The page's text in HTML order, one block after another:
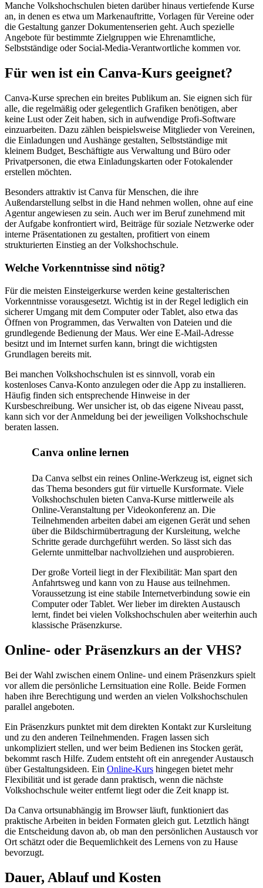
Manche Volkshochschulen bieten darüber hinaus vertiefende Kurse
an, in denen es etwa um Markenauftritte, Vorlagen für Vereine oder
die Gestaltung ganzer Dokumentenserien geht. Auch spezielle
Angebote für bestimmte Zielgruppen wie Ehrenamtliche,
Selbstständige oder Social-Media-Verantwortliche kommen vor.
Für wen ist ein Canva-Kurs geeignet?
Canva-Kurse sprechen ein breites Publikum an. Sie eignen sich für
alle, die regelmäßig oder gelegentlich Grafiken benötigen, aber
keine Lust oder Zeit haben, sich in aufwendige Profi-Software
einzuarbeiten. Dazu zählen beispielsweise Mitglieder von Vereinen,
die Einladungen und Aushänge gestalten, Selbstständige mit
kleinem Budget, Beschäftigte aus Verwaltung und Büro oder
Privatpersonen, die etwa Einladungskarten oder Fotokalender
erstellen möchten.
Besonders attraktiv ist Canva für Menschen, die ihre
Außendarstellung selbst in die Hand nehmen wollen, ohne auf eine
Agentur angewiesen zu sein. Auch wer im Beruf zunehmend mit
der Aufgabe konfrontiert wird, Beiträge für soziale Netzwerke oder
interne Präsentationen zu gestalten, profitiert von einem
strukturierten Einstieg an der Volkshochschule.
Welche Vorkenntnisse sind nötig?
Für die meisten Einsteigerkurse werden keine gestalterischen
Vorkenntnisse vorausgesetzt. Wichtig ist in der Regel lediglich ein
sicherer Umgang mit dem Computer oder Tablet, also etwa das
Öffnen von Programmen, das Verwalten von Dateien und die
grundlegende Bedienung der Maus. Wer eine E-Mail-Adresse
besitzt und im Internet surfen kann, bringt die wichtigsten
Grundlagen bereits mit.
Bei manchen Volkshochschulen ist es sinnvoll, vorab ein
kostenloses Canva-Konto anzulegen oder die App zu installieren.
Häufig finden sich entsprechende Hinweise in der
Kursbeschreibung. Wer unsicher ist, ob das eigene Niveau passt,
kann sich vor der Anmeldung bei der jeweiligen Volkshochschule
beraten lassen.
Canva online lernen
Da Canva selbst ein reines Online-Werkzeug ist, eignet sich
das Thema besonders gut für virtuelle Kursformate. Viele
Volkshochschulen bieten Canva-Kurse mittlerweile als
Online-Veranstaltung per Videokonferenz an. Die
Teilnehmenden arbeiten dabei am eigenen Gerät und sehen
über die Bildschirmübertragung der Kursleitung, welche
Schritte gerade durchgeführt werden. So lässt sich das
Gelernte unmittelbar nachvollziehen und ausprobieren.
Der große Vorteil liegt in der Flexibilität: Man spart den
Anfahrtsweg und kann von zu Hause aus teilnehmen.
Voraussetzung ist eine stabile Internetverbindung sowie ein
Computer oder Tablet. Wer lieber im direkten Austausch
lernt, findet bei vielen Volkshochschulen aber weiterhin auch
klassische Präsenzkurse.
Online- oder Präsenzkurs an der VHS?
Bei der Wahl zwischen einem Online- und einem Präsenzkurs spielt
vor allem die persönliche Lernsituation eine Rolle. Beide Formen
haben ihre Berechtigung und werden an vielen Volkshochschulen
parallel angeboten.
Ein Präsenzkurs punktet mit dem direkten Kontakt zur Kursleitung
und zu den anderen Teilnehmenden. Fragen lassen sich
unkompliziert stellen, und wer beim Bedienen ins Stocken gerät,
bekommt rasch Hilfe. Zudem entsteht oft ein anregender Austausch
über Gestaltungsideen. Ein Online-Kurs hingegen bietet mehr
Flexibilität und ist gerade dann praktisch, wenn die nächste
Volkshochschule weiter entfernt liegt oder die Zeit knapp ist.
Da Canva ortsunabhängig im Browser läuft, funktioniert das
praktische Arbeiten in beiden Formaten gleich gut. Letztlich hängt
die Entscheidung davon ab, ob man den persönlichen Austausch vor
Ort schätzt oder die Bequemlichkeit des Lernens von zu Hause
bevorzugt.
Dauer, Ablauf und Kosten